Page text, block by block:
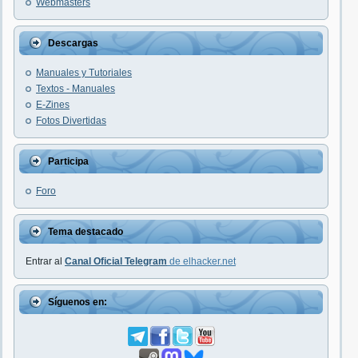
Webmasters
Descargas
Manuales y Tutoriales
Textos - Manuales
E-Zines
Fotos Divertidas
Participa
Foro
Tema destacado
Entrar al Canal Oficial Telegram de elhacker.net
Síguenos en: